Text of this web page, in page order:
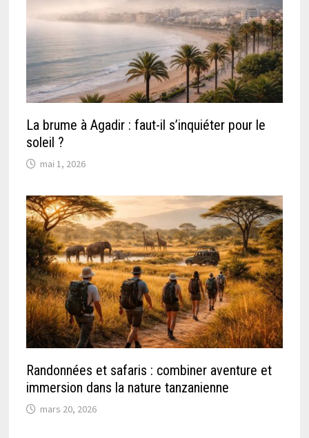
La brume à Agadir : faut-il s’inquiéter pour le
soleil ?
mai 1, 2026
Randonnées et safaris : combiner aventure et
immersion dans la nature tanzanienne
mars 20, 2026